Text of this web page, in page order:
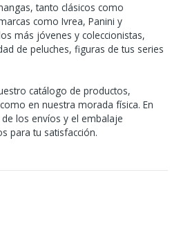
tanto clásicos como
como Ivrea, Panini y
más jóvenes y coleccionistas,
de peluches, figuras de tus series
catálogo de productos,
en nuestra morada física. En
los envíos y el embalaje
para tu satisfacción.